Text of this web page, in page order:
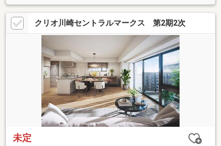
クリオ川崎セントラルマークス 第2期2次
未定